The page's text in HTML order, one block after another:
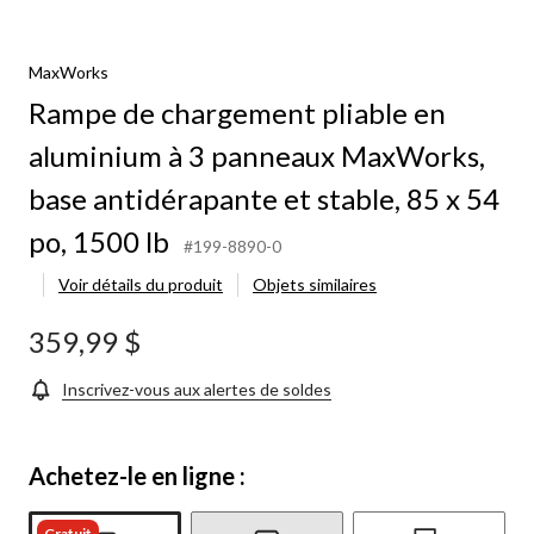
MaxWorks
Rampe de chargement pliable en
aluminium à 3 panneaux MaxWorks,
base antidérapante et stable, 85 x 54
po, 1500 lb
#199-8890-0
Voir détails du produit
Objets similaires
359,99 $
Inscrivez-vous aux alertes de soldes
Achetez-le en ligne :